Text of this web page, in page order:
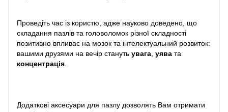
Проведіть час із користю, адже науково доведено, що
складання пазлів та головоломок різної складності
позитивно впливає на мозок та інтелектуальний розвиток:
вашими друзями на вечір стануть увага уява та
концентрація
Додаткові аксесуари для пазлу дозволять Вам отримати